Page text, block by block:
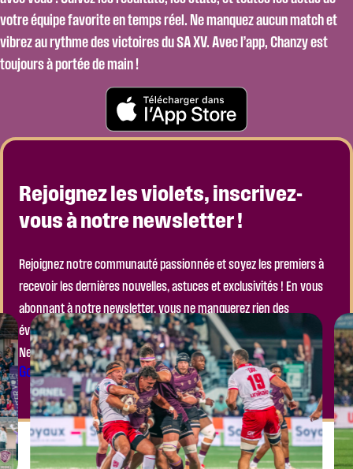
votre équipe favorite en temps réel. Ne manquez aucun match et
vibrez au rythme des victoires du SA XV. Avec l’app, Chanzy est
toujours à portée de main !
Rejoignez les violets, inscrivez-
vous à notre newsletter !
Rejoignez notre communauté passionnée et soyez les premiers à
recevoir les dernières nouvelles, astuces et exclusivités ! En vous
abonnant à notre newsletter, vous ne manquerez rien des
événements à venir, ni des actualités importantes de notre club.
Ne laissez pas passer l’occasion de faire partie de l’aventure !
Go to the Module